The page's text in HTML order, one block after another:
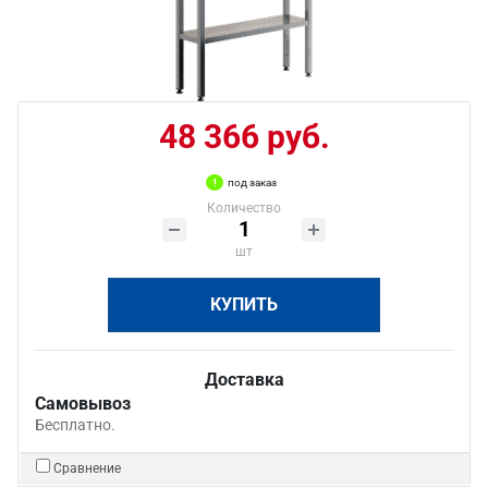
48 366 руб.
под заказ
Количество
шт
КУПИТЬ
Доставка
Самовывоз
Бесплатно.
Сравнение